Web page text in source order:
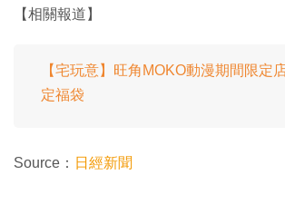
【相關報道】
【宅玩意】旺角MOKO動漫期間限定
定福袋
Source： 日經新聞